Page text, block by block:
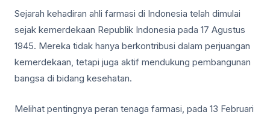
Sejarah kehadiran ahli farmasi di Indonesia telah dimulai
sejak kemerdekaan Republik Indonesia pada 17 Agustus
1945. Mereka tidak hanya berkontribusi dalam perjuangan
kemerdekaan, tetapi juga aktif mendukung pembangunan
bangsa di bidang kesehatan.
Melihat pentingnya peran tenaga farmasi, pada 13 Februari